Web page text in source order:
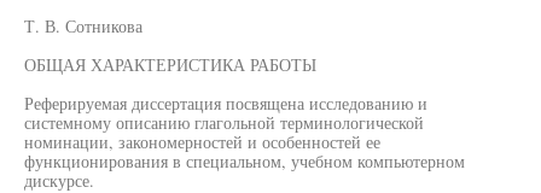
Т. В. Сотникова
ОБЩАЯ ХАРАКТЕРИСТИКА РАБОТЫ
Реферируемая диссертация посвящена исследованию и
системному описанию глагольной терминологической
номинации, закономерностей и особенностей ее
функционирования в специальном, учебном компьютерном
дискурсе.